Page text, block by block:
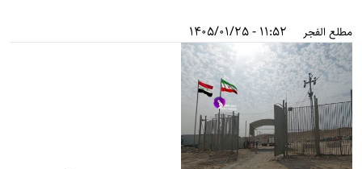
مطلع الفجر 11:52 - 1405/01/25